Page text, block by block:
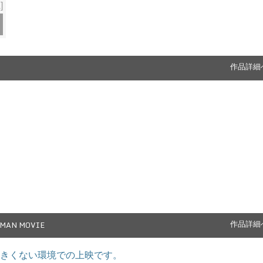
作品詳細
MOVIE 作品詳細
くない環境での上映です。